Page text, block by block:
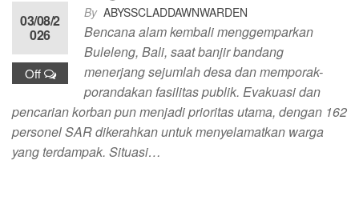
By ABYSSCLADDAWNWARDEN
03/08/2
026
Off
Bencana alam kembali menggemparkan
Buleleng, Bali, saat banjir bandang
menerjang sejumlah desa dan memporak-
porandakan fasilitas publik. Evakuasi dan
pencarian korban pun menjadi prioritas utama, dengan 162
personel SAR dikerahkan untuk menyelamatkan warga
yang terdampak. Situasi…